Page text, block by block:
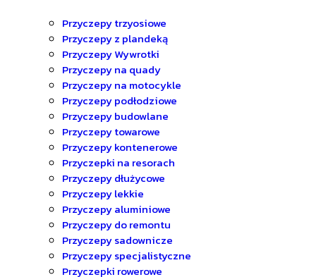
Przyczepy trzyosiowe
Przyczepy z plandeką
Przyczepy Wywrotki
Przyczepy na quady
Przyczepy na motocykle
Przyczepy podłodziowe
Przyczepy budowlane
Przyczepy towarowe
Przyczepy kontenerowe
Przyczepki na resorach
Przyczepy dłużycowe
Przyczepy lekkie
Przyczepy aluminiowe
Przyczepy do remontu
Przyczepy sadownicze
Przyczepy specjalistyczne
Przyczepki rowerowe